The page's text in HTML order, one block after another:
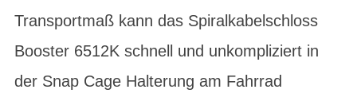
Transportmaß kann das Spiralkabelschloss
Booster 6512K schnell und unkompliziert in
der Snap Cage Halterung am Fahrrad